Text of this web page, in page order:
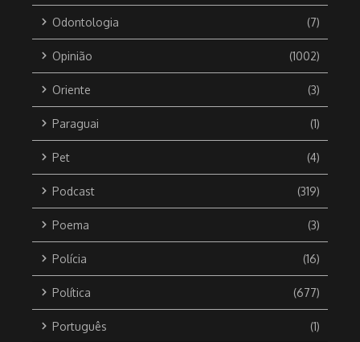
Odontologia (7)
Opinião (1002)
Oriente (3)
Paraguai (1)
Pet (4)
Podcast (319)
Poema (3)
Polícia (16)
Política (677)
Português (1)